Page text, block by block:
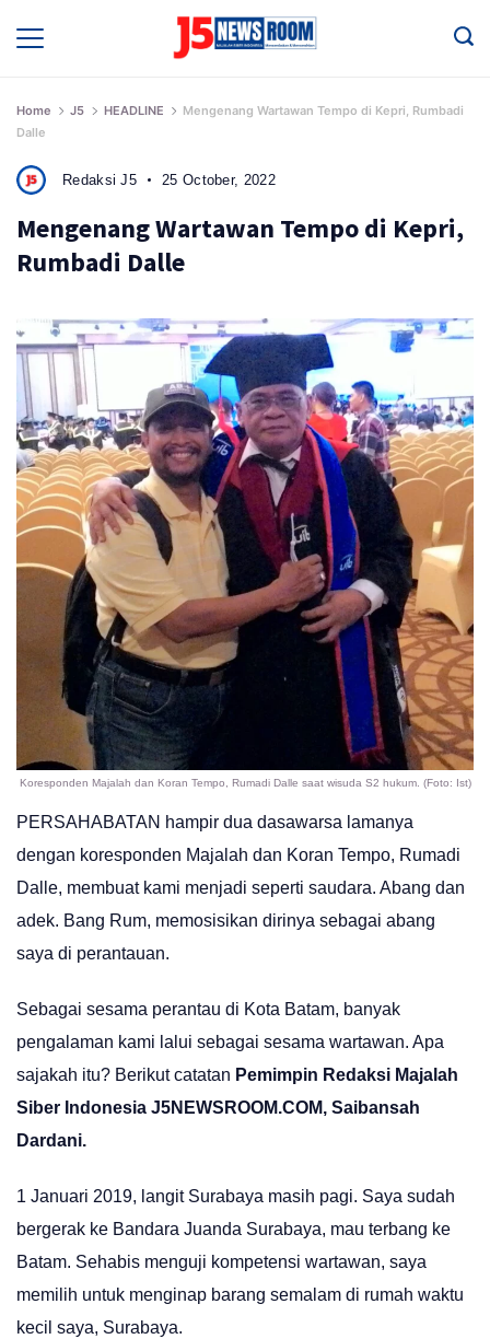
Home J5 HEADLINE
Mengenang Wartawan Tempo di Kepri, Rumbadi
Dalle
Redaksi J5 25 October, 2022
Mengenang Wartawan Tempo di Kepri,
Rumbadi Dalle
Koresponden Majalah dan Koran Tempo, Rumadi Dalle saat wisuda S2 hukum. (Foto: Ist)
PERSAHABATAN hampir dua dasawarsa lamanya
dengan koresponden Majalah dan Koran Tempo, Rumadi
Dalle, membuat kami menjadi seperti saudara. Abang dan
adek. Bang Rum, memosisikan dirinya sebagai abang
saya di perantauan.
Sebagai sesama perantau di Kota Batam, banyak
pengalaman kami lalui sebagai sesama wartawan. Apa
sajakah itu? Berikut catatan Pemimpin Redaksi Majalah
Siber Indonesia J5NEWSROOM.COM, Saibansah
Dardani.
1 Januari 2019, langit Surabaya masih pagi. Saya sudah
bergerak ke Bandara Juanda Surabaya, mau terbang ke
Batam. Sehabis menguji kompetensi wartawan, saya
memilih untuk menginap barang semalam di rumah waktu
kecil saya, Surabaya.